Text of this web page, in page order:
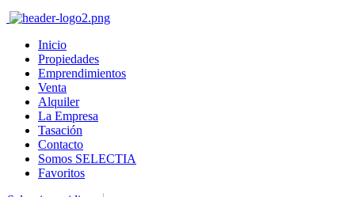
Inicio
Propiedades
Emprendimientos
Venta
Alquiler
La Empresa
Tasación
Contacto
Somos SELECTIA
Favoritos